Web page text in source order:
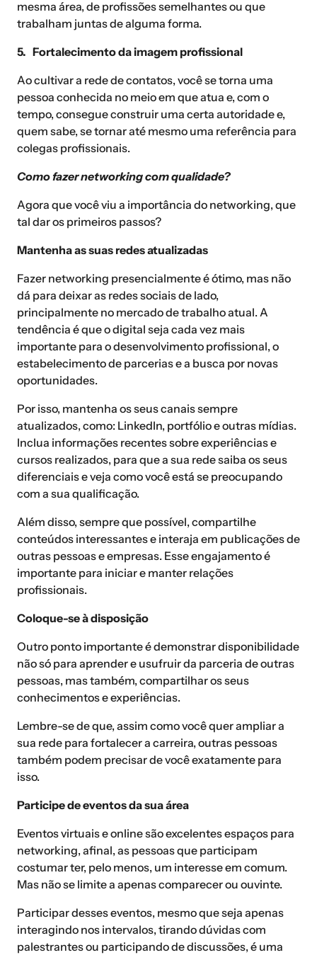
mesma área, de profissões semelhantes ou que
trabalham juntas de alguma forma.
5. Fortalecimento da imagem profissional
Ao cultivar a rede de contatos, você se torna uma
pessoa conhecida no meio em que atua e, com o
tempo, consegue construir uma certa autoridade e,
quem sabe, se tornar até mesmo uma referência para
colegas profissionais.
Como fazer networking com qualidade?
Agora que você viu a importância do networking, que
tal dar os primeiros passos?
Mantenha as suas redes atualizadas
Fazer networking presencialmente é ótimo, mas não
dá para deixar as redes sociais de lado,
principalmente no mercado de trabalho atual. A
tendência é que o digital seja cada vez mais
importante para o desenvolvimento profissional, o
estabelecimento de parcerias e a busca por novas
oportunidades.
Por isso, mantenha os seus canais sempre
atualizados, como: LinkedIn, portfólio e outras mídias.
Inclua informações recentes sobre experiências e
cursos realizados, para que a sua rede saiba os seus
diferenciais e veja como você está se preocupando
com a sua qualificação.
Além disso, sempre que possível, compartilhe
conteúdos interessantes e interaja em publicações de
outras pessoas e empresas. Esse engajamento é
importante para iniciar e manter relações
profissionais.
Coloque-se à disposição
Outro ponto importante é demonstrar disponibilidade
não só para aprender e usufruir da parceria de outras
pessoas, mas também, compartilhar os seus
conhecimentos e experiências.
Lembre-se de que, assim como você quer ampliar a
sua rede para fortalecer a carreira, outras pessoas
também podem precisar de você exatamente para
isso.
Participe de eventos da sua área
Eventos virtuais e online são excelentes espaços para
networking, afinal, as pessoas que participam
costumar ter, pelo menos, um interesse em comum.
Mas não se limite a apenas comparecer ou ouvinte.
Participar desses eventos, mesmo que seja apenas
interagindo nos intervalos, tirando dúvidas com
palestrantes ou participando de discussões, é uma